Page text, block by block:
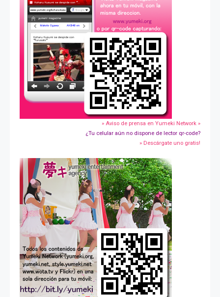
» Aviso de prensa en Yumeki Network »
¿Tu celular aún no dispone de lector qr-code?
» Descárgate uno gratis!